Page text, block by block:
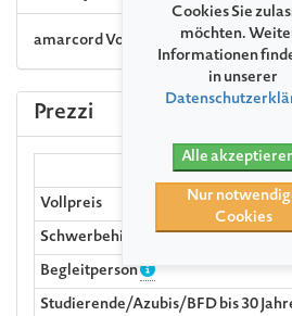
amarcordVokalensemble
Prezzi
Vollpreis
Schwerbehinderte ab dem Grad
Begleitperson
Studierende/Azubis/BFD bis 30
Cookies Sie
möchten.
Informationen
in unserer
Alle
Nur
Cookies